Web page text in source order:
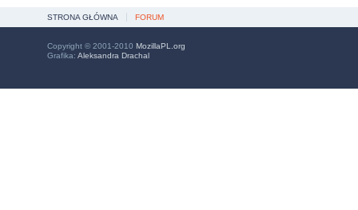
STRONA GŁÓWNA FORUM
Copyright © 2001-2010 MozillaPL.org
Grafika: Aleksandra Drachal